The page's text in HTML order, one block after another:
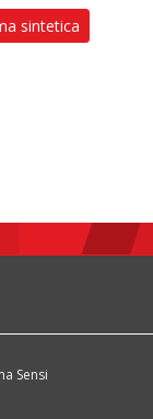
sintetica
Sensi